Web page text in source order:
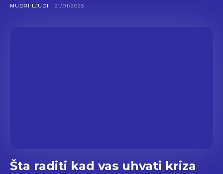
MUDRI LJUDI 21/01/2025
Šta raditi kad vas uhvati kriza